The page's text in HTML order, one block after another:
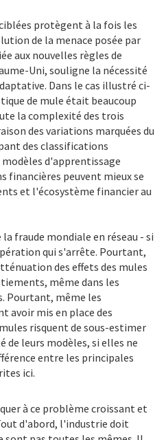
protègent à la fois les
de la menace posée par
aux nouvelles règles de
Uni, souligne la nécessité
Dans le cas illustré ci-
de mule était beaucoup
la complexité des trois
des variations marquées du
des classifications
modèles d'apprentissage
peuvent mieux se
et l'écosystème financier au
fraude mondiale en réseau - si
qui s'arrête. Pourtant,
des effets des mules
même dans les
Pourtant, même les
avoir mis en place des
risquent de sous-estimer
leurs modèles, si elles ne
entre les principales
ici.
à ce problème croissant et
d'abord, l'industrie doit